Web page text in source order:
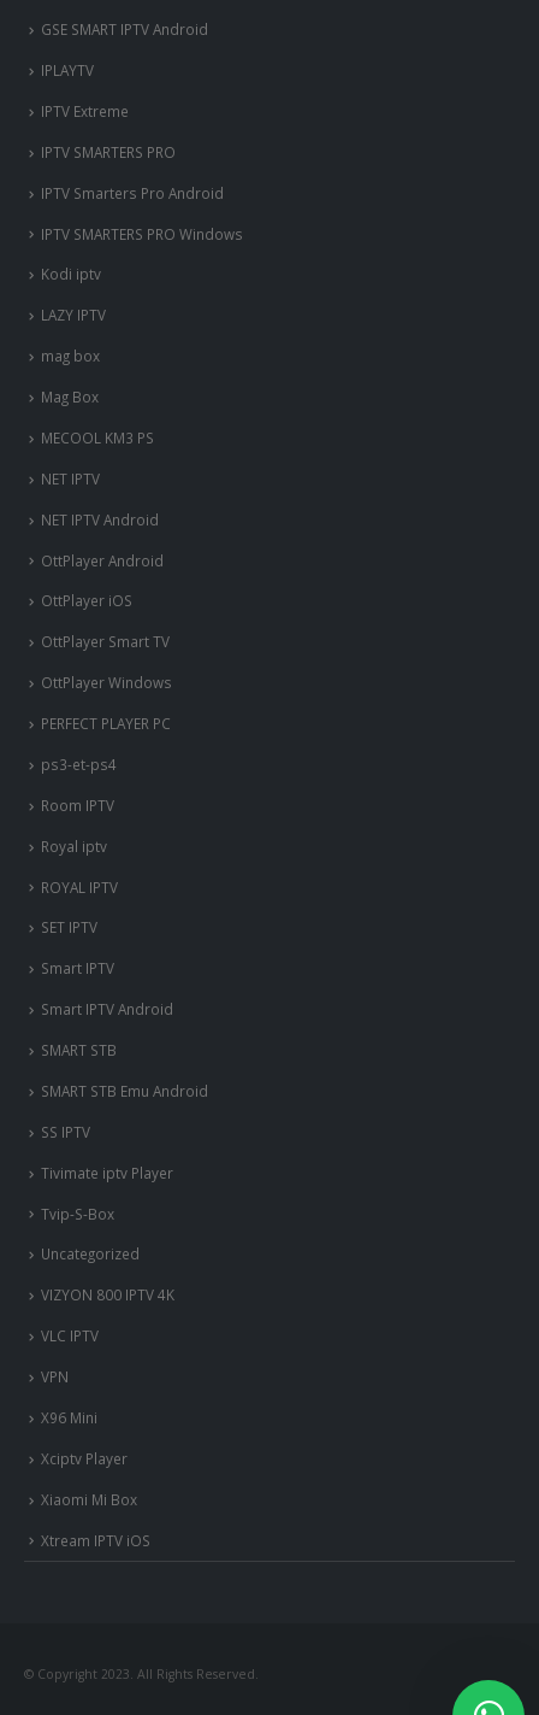
GSE SMART IPTV Android
IPLAYTV
IPTV Extreme
IPTV SMARTERS PRO
IPTV Smarters Pro Android
IPTV SMARTERS PRO Windows
Kodi iptv
LAZY IPTV
mag box
Mag Box
MECOOL KM3 PS
NET IPTV
NET IPTV Android
OttPlayer Android
OttPlayer iOS
OttPlayer Smart TV
OttPlayer Windows
PERFECT PLAYER PC
ps3-et-ps4
Room IPTV
Royal iptv
ROYAL IPTV
SET IPTV
Smart IPTV
Smart IPTV Android
SMART STB
SMART STB Emu Android
SS IPTV
Tivimate iptv Player
Tvip-S-Box
Uncategorized
VIZYON 800 IPTV 4K
VLC IPTV
VPN
X96 Mini
Xciptv Player
Xiaomi Mi Box
Xtream IPTV iOS
© Copyright 2023. All Rights Reserved.
?Bonjour, comment vous aide?